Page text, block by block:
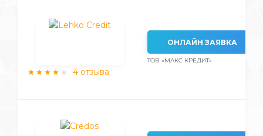
4 отзыва
ОНЛАЙН ЗАЯВКА
ТОВ «МАКС КРЕДИТ»